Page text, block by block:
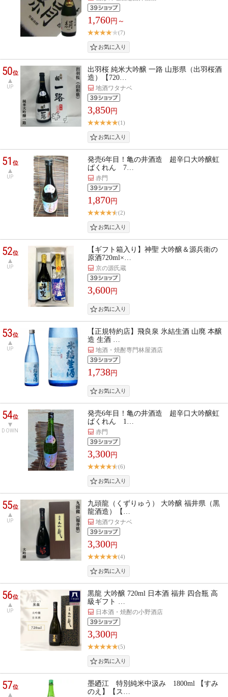
1,760円～
(7)
50位
UP
出羽桜 純米大吟醸 一路 山形県（出羽桜酒
造）【720…
地酒ワタナベ
3,850円
(1)
51位
UP
発売6年目！亀の井酒造 超辛口大吟醸虹
ばくれん 7…
赤門
1,870円
(2)
52位
UP
【ギフト箱入り】神聖 大吟醸＆源兵衛の
原酒720ml×…
京の源氏蔵
3,600円
53位
UP
【正規特約店】飛良泉 氷結生酒 山廃 本醸
造 生酒 …
地酒・焼酎専門林屋酒店
1,738円
54位
DOWN
発売6年目！亀の井酒造 超辛口大吟醸虹
ばくれん 1…
赤門
3,300円
(6)
55位
UP
九頭龍（くずりゅう） 大吟醸 福井県（黒
龍酒造）【…
地酒ワタナベ
3,300円
(4)
56位
UP
黒龍 大吟醸 720ml 日本酒 福井 四合瓶 高
級ギフト …
日本酒・焼酎の小野酒店
3,300円
(5)
57位
墨廼江 特別純米中汲み 1800ml 【すみ
のえ】【ス…